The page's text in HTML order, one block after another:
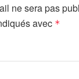
ne sera pas
avec *